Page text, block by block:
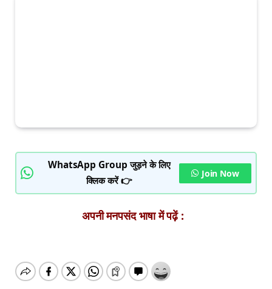
WhatsApp Group जुड़ने के लिए
क्लिक करें 👉
Join Now
अपनी मनपसंद भाषा में पढ़ें :